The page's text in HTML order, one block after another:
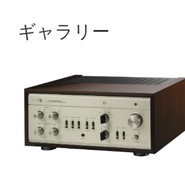
ギャラリー